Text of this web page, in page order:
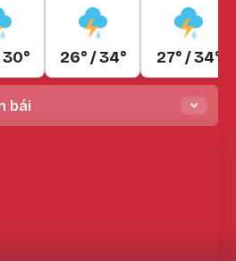
30° 26° / 34° 27° / 34°
bái